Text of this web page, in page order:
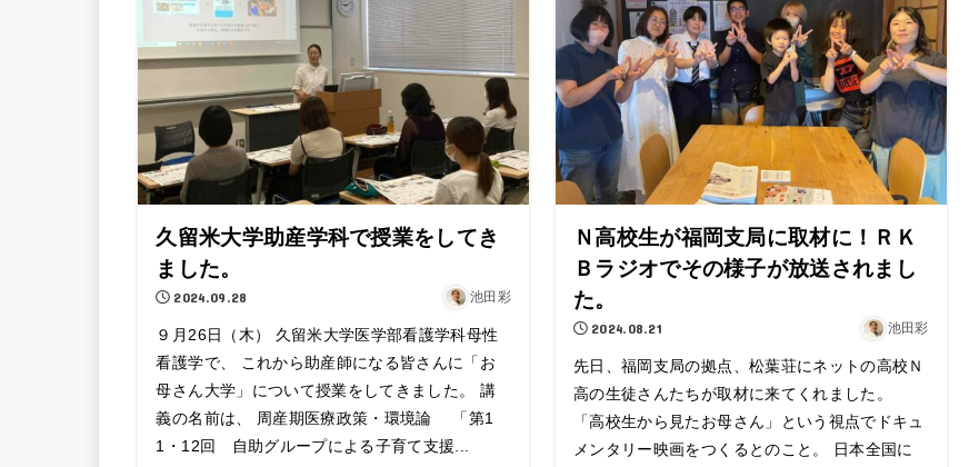
久留米大学助産学科で授業をしてき
ました。
2024.09.28 池田彩
９月26日（木） 久留米大学医学部看護学科母性
看護学で、 これから助産師になる皆さんに「お
母さん大学」について授業をしてきました。 講
義の名前は、 周産期医療政策・環境論 「第1
1・12回 自助グループによる子育て支援...
Ｎ高校生が福岡支局に取材に！ＲＫ
Ｂラジオでその様子が放送されまし
た。
2024.08.21 池田彩
先日、福岡支局の拠点、松葉荘にネットの高校Ｎ
高の生徒さんたちが取材に来てくれました。
「高校生から見たお母さん」という視点でドキュ
メンタリー映画をつくるとのこと。 日本全国に